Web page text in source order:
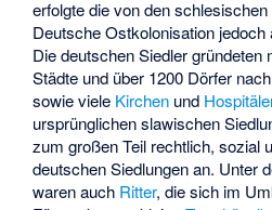
erfolgte die von den
Deutsche Ostkolonisation jedoch
Die deutschen Siedler gründeten
Städte und über 1200 Dörfer
sowie viele Kirchen und
ursprünglichen slawischen
zum großen Teil rechtlich, sozial
deutschen Siedlungen an. Unter
waren auch Ritter, die sich im